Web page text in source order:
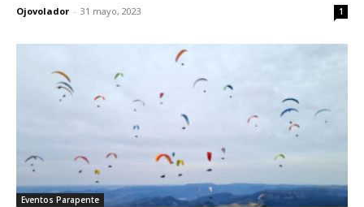
Ojovolador - 31 mayo, 2023 1
Eventos Parapente